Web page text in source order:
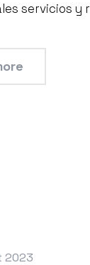
servicios
2023